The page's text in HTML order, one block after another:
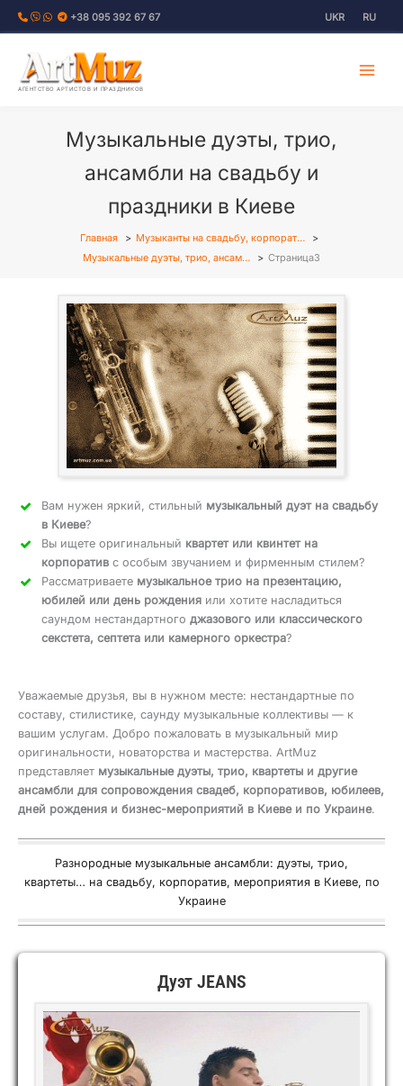
Перейти
+38 095 392 67 67 UKR RU
АГЕНТСТВО АРТИСТОВ И ПРАЗДНИКОВ
Музыкальные дуэты, трио,
ансамбли на свадьбу и
праздники в Киеве
Главная
Музыканты на свадьбу, корпорат…
Музыкальные дуэты, трио, ансам…
Страница3
Вам нужен яркий, стильный музыкальный дуэт на свадьбу
в Киеве?
Вы ищете оригинальный квартет или квинтет на
корпоративс особым звучанием и фирменным стилем?
Рассматриваете музыкальное трио на презентацию,
юбилей или день рожденияили хотите насладиться
саундом нестандартного джазового или классического
секстета, септета или камерного оркестра?
Уважаемые друзья, вы в нужном месте: нестандартные по
составу, стилистике, саунду музыкальные коллективы — к
вашим услугам. Добро пожаловать в музыкальный мир
оригинальности, новаторства и мастерства. ArtMuz
представляет музыкальные дуэты, трио, квартеты и другие
ансамбли для сопровождения свадеб, корпоративов, юбилеев,
дней рождения и бизнес-мероприятий в Киеве и по Украине.
Разнородные музыкальные ансамбли: дуэты, трио,
квартеты… на свадьбу, корпоратив, мероприятия в Киеве, по
Украине
Дуэт JEANS